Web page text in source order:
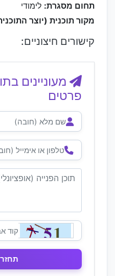
תחום מסגרת: לימודי
מקור תוכנית (יוצר
קישורים חיצוניים:
מעוניינים
פרטים